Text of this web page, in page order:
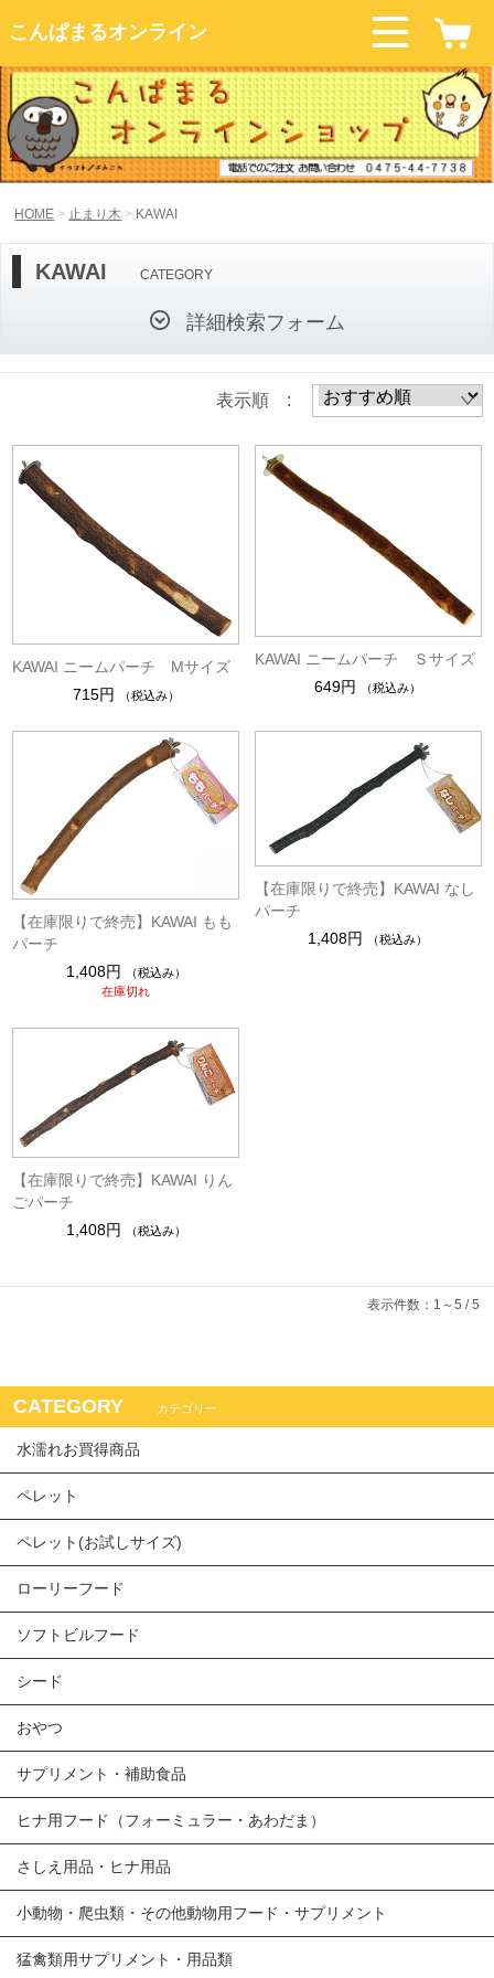
こんぱまるオンライン
HOME 止まり木 KAWAI
KAWAI CATEGORY
詳細検索フォーム
表示順 :
KAWAI ニームパーチ Mサイズ
715円
（税込み）
KAWAI ニームパーチ Ｓサイズ
649円
（税込み）
【在庫限りで終売】KAWAI もも
パーチ
1,408円
（税込み）
在庫切れ
【在庫限りで終売】KAWAI なし
パーチ
1,408円
（税込み）
【在庫限りで終売】KAWAI りん
ごパーチ
1,408円
（税込み）
表示件数：1～5 / 5
CATEGORY カテゴリー
水濡れお買得商品
ペレット
ペレット(お試しサイズ)
ローリーフード
ソフトビルフード
シード
おやつ
サプリメント・補助食品
ヒナ用フード（フォーミュラー・あわだま）
さしえ用品・ヒナ用品
小動物・爬虫類・その他動物用フード・サプリメント
猛禽類用サプリメント・用品類